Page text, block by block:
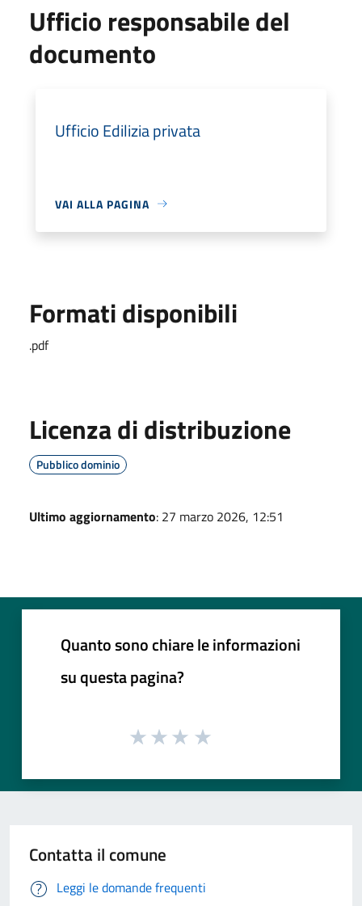
Ufficio responsabile del
documento
Ufficio Edilizia privata
VAI ALLA PAGINA
Formati disponibili
.pdf
Licenza di distribuzione
Pubblico dominio
Ultimo aggiornamento: 27 marzo 2026, 12:51
Quanto sono chiare le informazioni
su questa pagina?
Contatta il comune
Leggi le domande frequenti